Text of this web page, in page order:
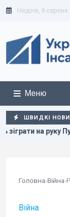
Неділя, 9 серпня
Меню
ШВИДКІ
- The Times
Головна›Війна›
Війна